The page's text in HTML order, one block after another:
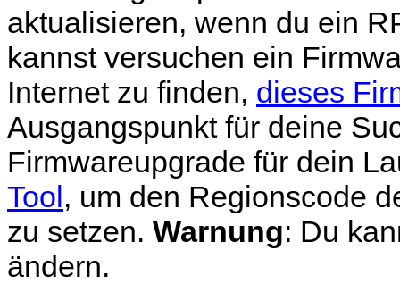
aktualisieren, wenn du ein
kannst versuchen ein
Internet zu finden, dieses
Ausgangspunkt für deine
Firmwareupgrade für dein
Tool, um den Regionscode
zu setzen. Warnung: Du
ändern.